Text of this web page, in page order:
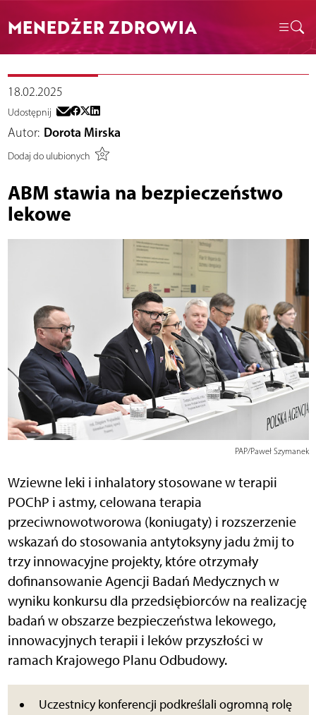
MENEDŻER ZDROWIA
18.02.2025
Udostępnij
Autor: Dorota Mirska
Dodaj do ulubionych
ABM stawia na bezpieczeństwo
lekowe
PAP/Paweł Szymanek
Wziewne leki i inhalatory stosowane w terapii
POChP i astmy, celowana terapia
przeciwnowotworowa (koniugaty) i rozszerzenie
wskazań do stosowania antytoksyny jadu żmij to
trzy innowacyjne projekty, które otrzymały
dofinansowanie Agencji Badań Medycznych w
wyniku konkursu dla przedsiębiorców na realizację
badań w obszarze bezpieczeństwa lekowego,
innowacyjnych terapii i leków przyszłości w
ramach Krajowego Planu Odbudowy.
Uczestnicy konferencji podkreślali ogromną rolę